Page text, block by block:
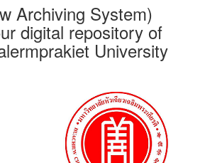
Archiving System)
digital repository of
University